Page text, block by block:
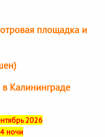
площадка и
Калининграде
2026
ночи